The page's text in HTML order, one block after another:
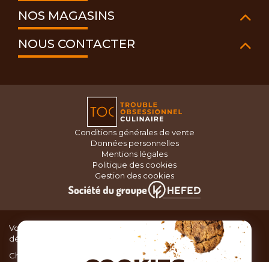
NOS MAGASINS
NOUS CONTACTER
Conditions générales de vente
Données personnelles
Mentions légales
Politique des cookies
Gestion des cookies
Vous recherchez du matériel de cuisine pour concocter de
délicieux plats ou des pâtisseries dignes d’un grand chef ?
Chez TOC, boutique d’ustensiles de cuisine, nous vous